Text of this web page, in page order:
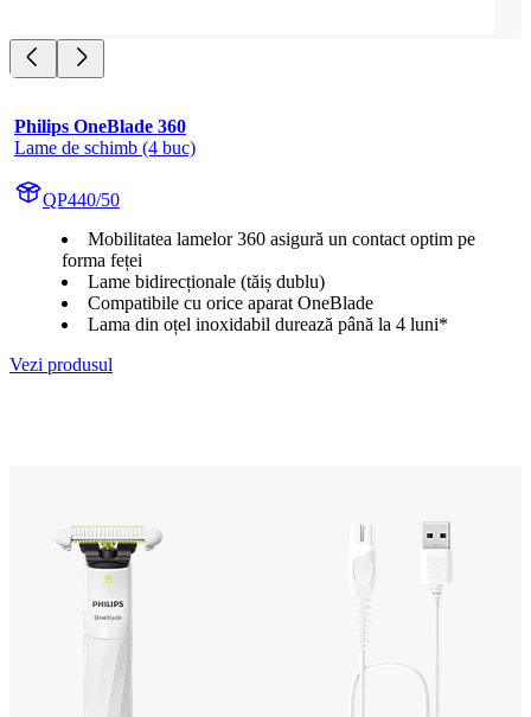
Philips OneBlade 360
Lame de schimb (4 buc)
QP440/50
Mobilitatea lamelor 360 asigură un contact optim pe
forma feței
Lame bidirecționale (tăiș dublu)
Compatibile cu orice aparat OneBlade
Lama din oțel inoxidabil durează până la 4 luni*
Vezi produsul